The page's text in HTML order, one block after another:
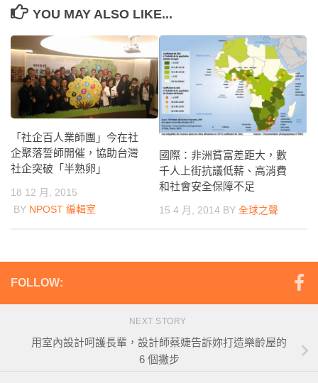
YOU MAY ALSO LIKE...
「社企百人業師團」今在社
企聚落誓師開催，協助台灣
社企突破「半熟卵」
18 12 月, 2015
BY NPOST 編輯室
國際：非洲貧富差距大，數
千人上街抗議低薪、高消費
和社會安全保障不足
15 4 月, 2014 BY 全球之聲
FOLLOW:
NEXT STORY
用室內設計呵護長輩，設計師蔡婕告訴妳打造樂齡屋的
6 個撇步